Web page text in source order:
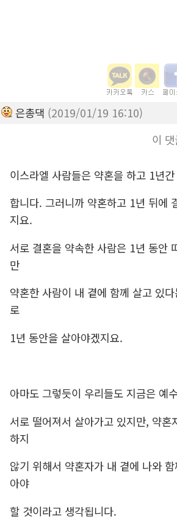
은총댁 (2019/01/19 16:10)
이 댓
이스라엘 사람들은 약혼을 하고 1년
합니다. 그러니까 약혼하고 1년 뒤에
지요.
서로 결혼을 약속한 사람은 1년 동안
만
약혼한 사람이 내 곁에 함께 살고 있
로
1년 동안을 살아야겠지요.
아마도 그렇듯이 우리들도 지금은 예
서로 떨어져서 살아가고 있지만, 약혼
하지
않기 위해서 약혼자가 내 곁에 나와
아야
할 것이라고 생각됩니다.